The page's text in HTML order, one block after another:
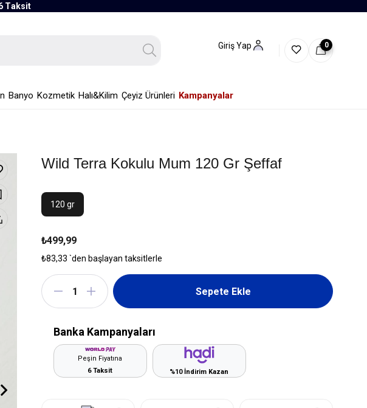
Taksit
Giriş Yap 0
Banyo Kozmetik Halı&Kilim Çeyiz Ürünleri Kampanyalar
Wild Terra Kokulu Mum 120 Gr Şeffaf
120 gr
₺499,99
₺83,33 `den başlayan taksitlerle
Banka Kampanyaları
Peşin Fiyatına
6 Taksit
%10 İndirim Kazan